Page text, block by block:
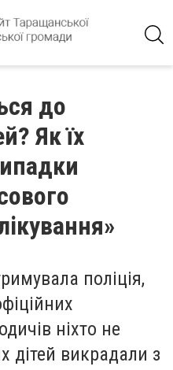
до
Як їх
поліція,
ніхто не
дітей викрадали з